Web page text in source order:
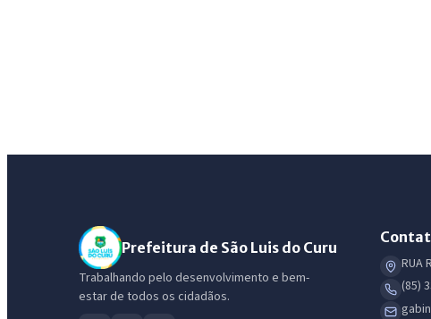
Prefeitura de São Luis do Curu
Trabalhando pelo desenvolvimento e bem-
estar de todos os cidadãos.
RUA
(85)